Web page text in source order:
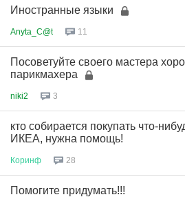
Иностранные языки
Anyta_C@t 11
Посоветуйте своего мастера
парикмахера
niki2 3
кто собирается покупать что-
ИКЕА, нужна помощь!
Коринф 28
Помогите придумать!!!